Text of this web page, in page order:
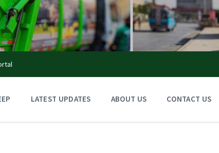
LATEST UPDATES ABOUT US CONTACT US